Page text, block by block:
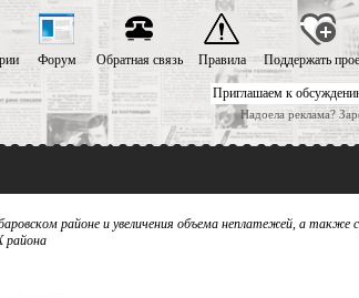
Приглашаем к
Надоела реклама?
Форум Обратная связь Правила Поддержать
районе и увеличения объема неплатежей, а также
района